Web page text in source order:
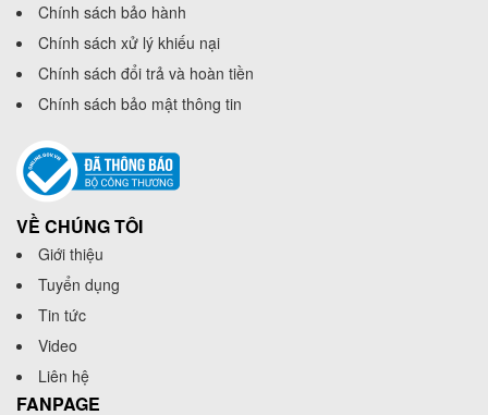
Chính sách bảo hành
Chính sách xử lý khiếu nại
Chính sách đổi trả và hoàn tiền
Chính sách bảo mật thông tin
VỀ CHÚNG TÔI
Giới thiệu
Tuyển dụng
Tin tức
Video
Liên hệ
FANPAGE